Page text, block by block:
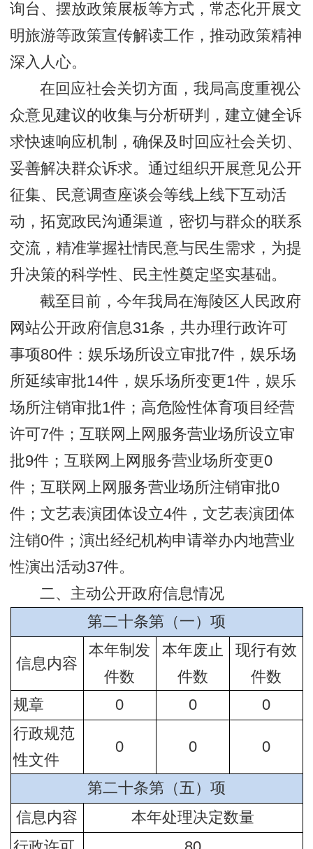
询台、摆放政策展板等方式，常态化开展文
明旅游等政策宣传解读工作，推动政策精神
深入人心。
在回应社会关切方面，我局高度重视公
众意见建议的收集与分析研判，建立健全诉
求快速响应机制，确保及时回应社会关切、
妥善解决群众诉求。通过组织开展意见公开
征集、民意调查座谈会等线上线下互动活
动，拓宽政民沟通渠道，密切与群众的联系
交流，精准掌握社情民意与民生需求，为提
升决策的科学性、民主性奠定坚实基础。
截至目前，今年我局在海陵区人民政府
网站公开政府信息31条，共办理行政许可
事项80件：娱乐场所设立审批7件，娱乐场
所延续审批14件，娱乐场所变更1件，娱乐
场所注销审批1件；高危险性体育项目经营
许可7件；互联网上网服务营业场所设立审
批9件；互联网上网服务营业场所变更0
件；互联网上网服务营业场所注销审批0
件；文艺表演团体设立4件，文艺表演团体
注销0件；演出经纪机构申请举办内地营业
性演出活动37件。
二、主动公开政府信息情况
第二十条第（一）项
信息内容
本年制发
件数
本年废止
件数
现行有效
件数
规章
0 0
0
行政规范
性文件
0 0 0
第二十条第（五）项
信息内容
本年处理决定数量